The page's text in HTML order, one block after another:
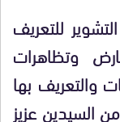
للتعريف
وتظاهرات
والتعريف بها
عزيز